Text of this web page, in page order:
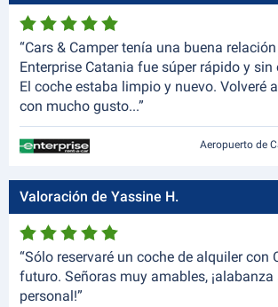
“Cars & Camper tenía una buena
Enterprise Catania fue súper rápido y
El coche estaba limpio y nuevo. Volveré
con mucho gusto...”
Aeropuerto de
Valoración de Yassine H.
“Sólo reservaré un coche de alquiler con
futuro. Señoras muy amables, ¡alabanza
personal!”